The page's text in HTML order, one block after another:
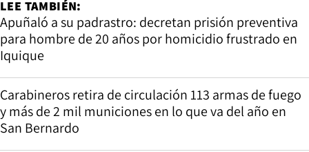
LEE TAMBIÉN:
Apuñaló a su padrastro: decretan prisión preventiva
para hombre de 20 años por homicidio frustrado en
Iquique
Carabineros retira de circulación 113 armas de fuego
y más de 2 mil municiones en lo que va del año en
San Bernardo